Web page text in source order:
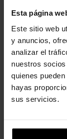
Esta página
Este sitio web
y anuncios,
analizar el
nuestros
quienes
hayas
sus servicios.
Cartas
4,99 € 3,99 €
-20%